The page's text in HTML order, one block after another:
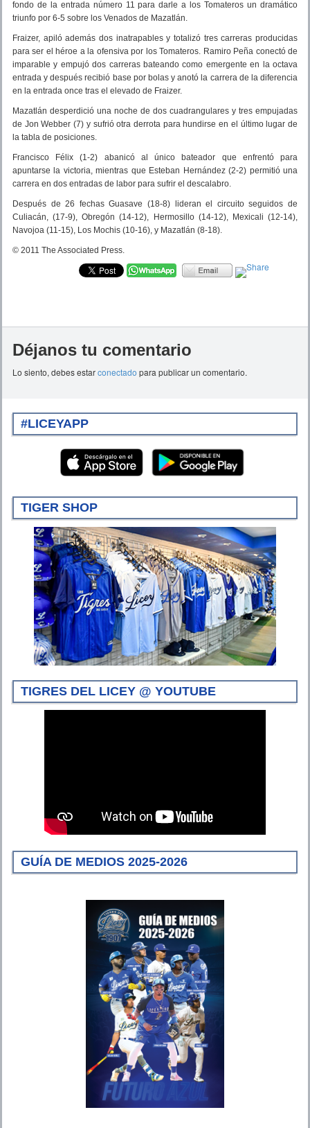
fondo de la entrada número 11 para darle a los Tomateros un dramático
triunfo por 6-5 sobre los Venados de Mazatlán.
Fraizer, apiló además dos inatrapables y totalizó tres carreras producidas
para ser el héroe a la ofensiva por los Tomateros. Ramiro Peña conectó de
imparable y empujó dos carreras bateando como emergente en la octava
entrada y después recibió base por bolas y anotó la carrera de la diferencia
en la entrada once tras el elevado de Fraizer.
Mazatlán desperdició una noche de dos cuadrangulares y tres empujadas
de Jon Webber (7) y sufrió otra derrota para hundirse en el último lugar de
la tabla de posiciones.
Francisco Félix (1-2) abanicó al único bateador que enfrentó para
apuntarse la victoria, mientras que Esteban Hernández (2-2) permitió una
carrera en dos entradas de labor para sufrir el descalabro.
Después de 26 fechas Guasave (18-8) lideran el circuito seguidos de
Culiacán, (17-9), Obregón (14-12), Hermosillo (14-12), Mexicali (12-14),
Navojoa (11-15), Los Mochis (10-16), y Mazatlán (8-18).
© 2011 The Associated Press.
Déjanos tu comentario
Lo siento, debes estarconectado para publicar un comentario.
#LICEYAPP
TIGER SHOP
TIGRES DEL LICEY @ YOUTUBE
GUÍA DE MEDIOS 2025-2026